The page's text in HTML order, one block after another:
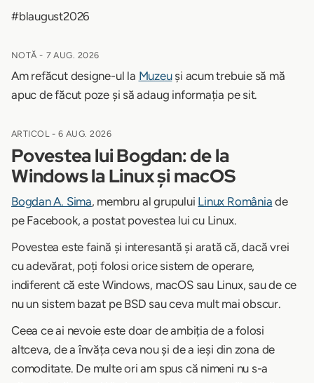
#blaugust2026
NOTĂ - 7 AUG. 2026
Am refăcut designe-ul la Muzeuși acum trebuie să mă
apuc de făcut poze și să adaug informația pe sit.
ARTICOL - 6 AUG. 2026
Povestea lui Bogdan: de la
Windows la Linux și macOS
Bogdan A. Sima, membru al grupului Linux România de
pe Facebook, a postat povestea lui cu Linux.
Povestea este faină și interesantă și arată că, dacă vrei
cu adevărat, poți folosi orice sistem de operare,
indiferent că este Windows, macOS sau Linux, sau de ce
nu un sistem bazat pe BSD sau ceva mult mai obscur.
Ceea ce ai nevoie este doar de ambiția de a folosi
altceva, de a învăța ceva nou și de a ieși din zona de
comoditate. De multe ori am spus că nimeni nu s-a